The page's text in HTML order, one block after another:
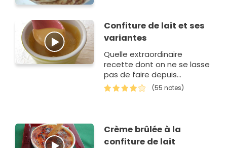
Confiture de lait et ses
variantes
Quelle extraordinaire
recette dont on ne se lasse
pas de faire depuis
plusieurs générations.
(55 notes)
Crème brûlée à la
confiture de lait